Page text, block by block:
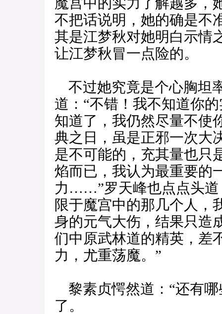
不把话说明，她的确是不
其是江梦秋对她明白示情
让江梦秋冒一点险的。
不过她究竟是个心胸坦
道：“不错！我不知道你
知道了，我仍然尽量不使
典之日，虽是正邪一次大
是不可能的，充其量也只
焰而已，我认为最重要的
力……”罗天峰也点点头道
限于魔宫中的那几个人，
身的元气大伤，结果只造
们中原武林道的精英，差
力，尤重荡魔。”
黎素贞愕然道：“还有
了。